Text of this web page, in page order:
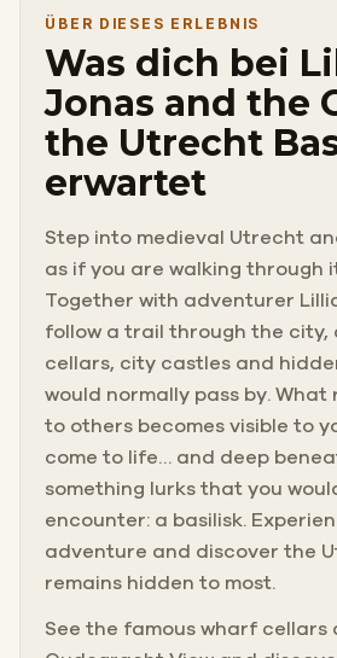
ÜBER DIESES ERLEBNIS
Was dich bei
Jonas and the
the Utrecht
erwartet
Step into medieval Utrecht
as if you are walking through
Together with adventurer
follow a trail through the city,
cellars, city castles and
would normally pass by. What
to others becomes visible to
come to life… and deep
something lurks that you
encounter: a basilisk.
adventure and discover the
remains hidden to most.
See the famous wharf cellars